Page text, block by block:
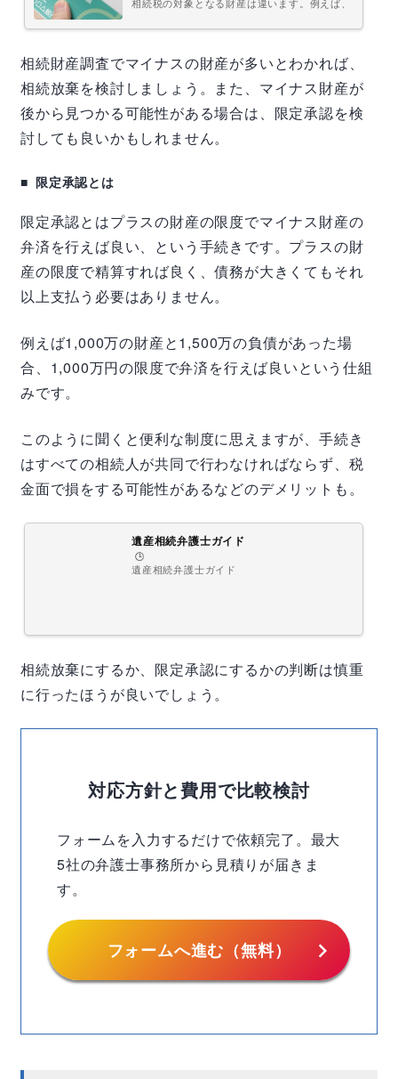
つ）権利義務は相続財産に含まれません。この
税申告を間違えるとペナルティが発生する可能
性もあります。今回は、相続財産とは何か、相
続財産の評価方法などについて説明します。こ
れから遺産相続を行う人は是非、参考にしてく
ださい。相続財産とは？相続財産とは、相...
相続財産調査でマイナスの財産が多いとわかれば、
相続放棄を検討しましょう。また、マイナス財産が
後から見つかる可能性がある場合は、限定承認を検
討しても良いかもしれません。
限定承認とは
限定承認とはプラスの財産の限度でマイナス財産の
弁済を行えば良い、という手続きです。プラスの財
産の限度で精算すれば良く、債務が大きくてもそれ
以上支払う必要はありません。
例えば1,000万の財産と1,500万の負債があった場
合、1,000万円の限度で弁済を行えば良いという仕組
みです。
このように聞くと便利な制度に思えますが、手続き
はすべての相続人が共同で行わなければならず、税
金面で損をする可能性があるなどのデメリットも。
遺産相続弁護士ガイド
🕒️
遺産相続弁護士ガイド
相続放棄にするか、限定承認にするかの判断は慎重
に行ったほうが良いでしょう。
対応方針と費用で比較検討
フォームを入力するだけで依頼完了。最大
5社の弁護士事務所から見積りが届きま
す。
フォームへ進む（無料） chevron_right